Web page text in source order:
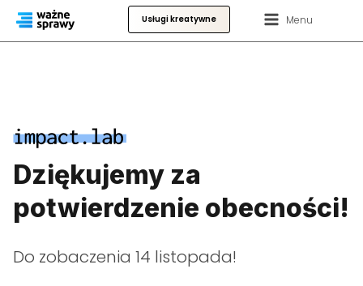
Usługi kreatywne Menu
Dziękujemy za
potwierdzenie obecności!
Do zobaczenia 14 listopada!